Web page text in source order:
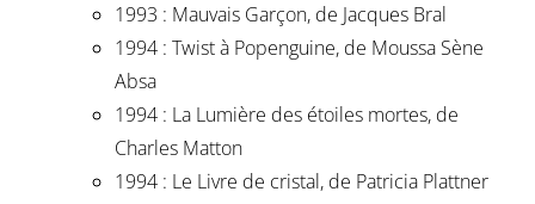
1993 : Mauvais Garçon, de Jacques Bral
1994 : Twist à Popenguine, de Moussa Sène
Absa
1994 : La Lumière des étoiles mortes, de
Charles Matton
1994 : Le Livre de cristal, de Patricia Plattner